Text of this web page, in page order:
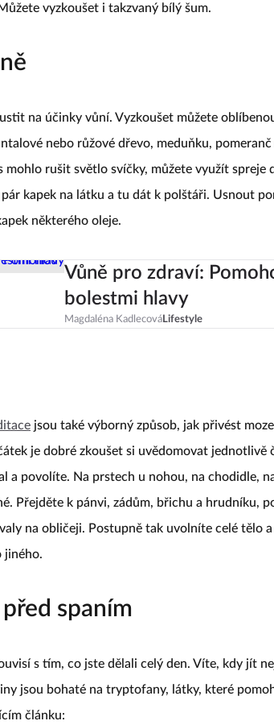
vyzkoušet i takzvaný bílý šum.
na účinky vůní. Vyzkoušet můžete
nebo růžové dřevo, meduňku,
mohlo rušit světlo svíčky, můžete využít spreje
kapek na látku a tu dát k polštáři. Usnout
některého oleje.
Vůně pro zdraví:
bolestmi hlavy
Magdaléna KadlecováLifestyle
jsou také výborný způsob, jak přivést
je dobré zkoušet si uvědomovat jednotlivě
a povolíte. Na prstech u nohou, na chodidle,
Přejděte k pánvi, zádům, břichu a hrudníku,
na obličeji. Postupně tak uvolníte celé tělo
jiného.
spaním
s tím, co jste dělali celý den. Víte, kdy jít
jsou bohaté na tryptofany, látky, které
článku: